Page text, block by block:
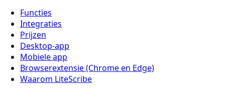
Functies
Integraties
Prijzen
Desktop-app
Mobiele app
Browserextensie (Chrome en Edge)
Waarom LiteScribe